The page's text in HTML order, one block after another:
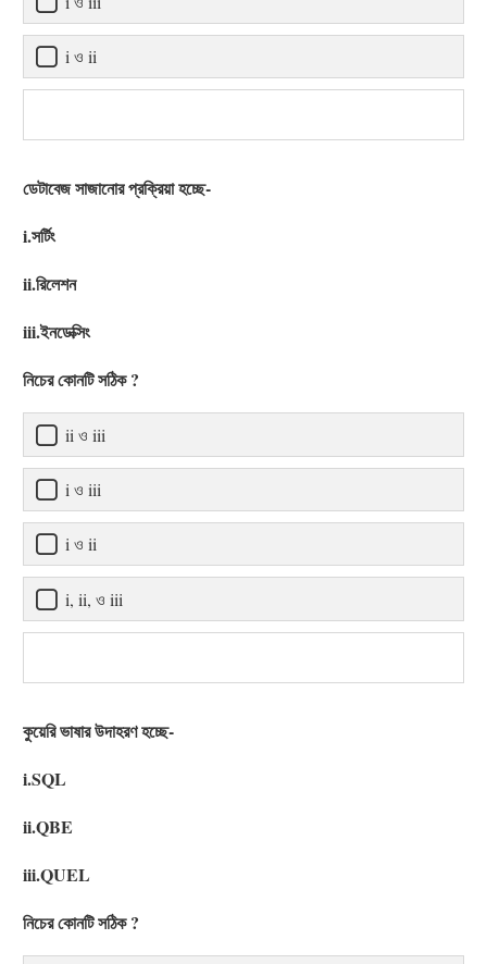
i ও ii
ডেটাবেজ সাজানোর প্রক্রিয়া হচ্ছে-
i.সর্টিং
ii.রিলেশন
iii.ইনডেক্সিং
নিচের কোনটি সঠিক ?
ii ও iii
i ও iii
i ও ii
i, ii, ও iii
কুয়েরি ভাষার উদাহরণ হচ্ছে-
i.SQL
ii.QBE
iii.QUEL
নিচের কোনটি সঠিক ?